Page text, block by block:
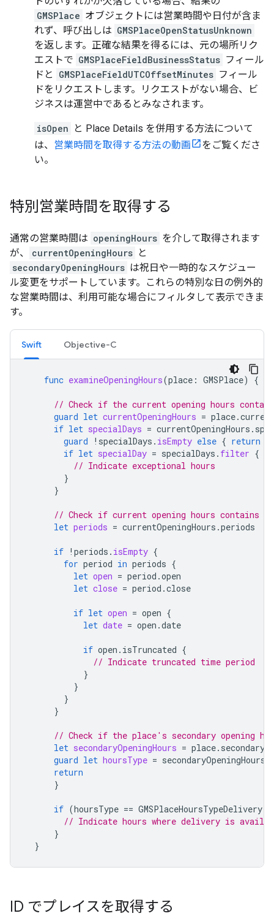
GMSPlace オブジェクトには営業時間や日付が含ま
れず、呼び出しは GMSPlaceOpenStatusUnknown
を返します。正確な結果を得るには、元の場所リク
エストで GMSPlaceFieldBusinessStatus フィール
ドと
GMSPlaceFieldUTCOffsetMinutes フィール
ドをリクエストします。リクエストがない場合、ビ
ジネスは運営中であるとみなされます。
isOpen
と Place Details を併用する方法について
は、 営業時間を取得する方法の動画
をご覧くださ
い。
特別営業時間を取得する
通常の営業時間は openingHours を介して取得されます
が、
currentOpeningHours と
secondaryOpeningHours は祝日や一時的なスケジュー
ル変更をサポートしています。これらの特別な日の例外的
な営業時間は、利用可能な場合にフィルタして表示できま
す。
Swift Objective-C
func examineOpeningHours(place : GMSPlace) {
// Check if the current opening hours
guard let currentOpeningHours = place.
if let specialDays = currentOpeningHours .
guard
! specialDays . isEmpty else { return
if let specialDay = specialDays . filter {
// Indicate exceptional hours
}
}
// Check if current opening hours contains
let periods = currentOpeningHours .periods
if ! periods . isEmpty {
for period in periods {
let open = period .open
let close = period .close
if let open = open {
let date = open .date
if open . isTruncated {
// Indicate truncated time period
}
}
}
}
// Check if the place's secondary opening
let secondaryOpeningHours = place.
guard let hoursType = secondaryOpeningHours
return
}
if (hoursType == GMSPlaceHoursTypeDelivery
// Indicate hours where delivery is
}
}
ID でプレイスを取得する